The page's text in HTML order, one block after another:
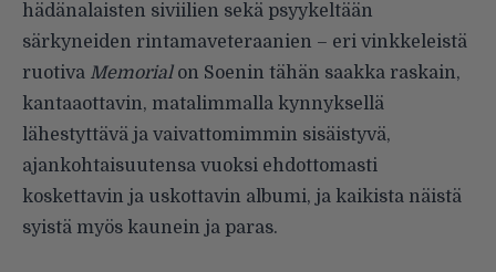
hädänalaisten siviilien sekä psyykeltään
särkyneiden rintamaveteraanien – eri vinkkeleistä
ruotiva Memorialon Soenin tähän saakka raskain,
kantaaottavin, matalimmalla kynnyksellä
lähestyttävä ja vaivattomimmin sisäistyvä,
ajankohtaisuutensa vuoksi ehdottomasti
koskettavin ja uskottavin albumi, ja kaikista näistä
syistä myös kaunein ja paras.